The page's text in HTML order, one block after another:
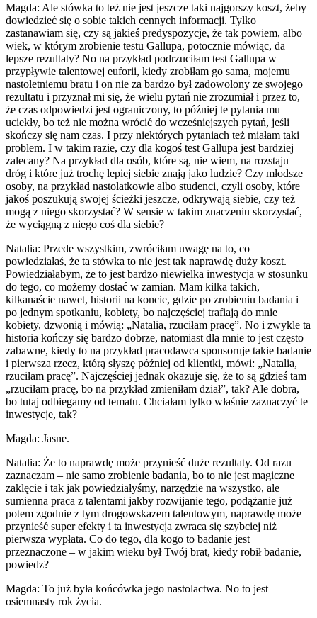
Magda: Ale stówka to też nie jest jeszcze taki najgorszy koszt, żeby
dowiedzieć się o sobie takich cennych informacji. Tylko
zastanawiam się, czy są jakieś predyspozycje, że tak powiem, albo
wiek, w którym zrobienie testu Gallupa, potocznie mówiąc, da
lepsze rezultaty? No na przykład podrzuciłam test Gallupa w
przypływie talentowej euforii, kiedy zrobiłam go sama, mojemu
nastoletniemu bratu i on nie za bardzo był zadowolony ze swojego
rezultatu i przyznał mi się, że wielu pytań nie zrozumiał i przez to,
że czas odpowiedzi jest ograniczony, to później te pytania mu
uciekły, bo też nie można wrócić do wcześniejszych pytań, jeśli
skończy się nam czas. I przy niektórych pytaniach też miałam taki
problem. I w takim razie, czy dla kogoś test Gallupa jest bardziej
zalecany? Na przykład dla osób, które są, nie wiem, na rozstaju
dróg i które już trochę lepiej siebie znają jako ludzie? Czy młodsze
osoby, na przykład nastolatkowie albo studenci, czyli osoby, które
jakoś poszukują swojej ścieżki jeszcze, odkrywają siebie, czy też
mogą z niego skorzystać? W sensie w takim znaczeniu skorzystać,
że wyciągną z niego coś dla siebie?
Natalia: Przede wszystkim, zwróciłam uwagę na to, co
powiedziałaś, że ta stówka to nie jest tak naprawdę duży koszt.
Powiedziałabym, że to jest bardzo niewielka inwestycja w stosunku
do tego, co możemy dostać w zamian. Mam kilka takich,
kilkanaście nawet, historii na koncie, gdzie po zrobieniu badania i
po jednym spotkaniu, kobiety, bo najczęściej trafiają do mnie
kobiety, dzwonią i mówią: „Natalia, rzuciłam pracę”. No i zwykle ta
historia kończy się bardzo dobrze, natomiast dla mnie to jest często
zabawne, kiedy to na przykład pracodawca sponsoruje takie badanie
i pierwsza rzecz, którą słyszę później od klientki, mówi: „Natalia,
rzuciłam pracę”. Najczęściej jednak okazuje się, że to są gdzieś tam
„rzuciłam pracę, bo na przykład zmieniłam dział”, tak? Ale dobra,
bo tutaj odbiegamy od tematu. Chciałam tylko właśnie zaznaczyć te
inwestycje, tak?
Magda: Jasne.
Natalia: Że to naprawdę może przynieść duże rezultaty. Od razu
zaznaczam – nie samo zrobienie badania, bo to nie jest magiczne
zaklęcie i tak jak powiedziałyśmy, narzędzie na wszystko, ale
sumienna praca z talentami jakby rozwijanie tego, podążanie już
potem zgodnie z tym drogowskazem talentowym, naprawdę może
przynieść super efekty i ta inwestycja zwraca się szybciej niż
pierwsza wypłata. Co do tego, dla kogo to badanie jest
przeznaczone – w jakim wieku był Twój brat, kiedy robił badanie,
powiedz?
Magda: To już była końcówka jego nastolactwa. No to jest
osiemnasty rok życia.